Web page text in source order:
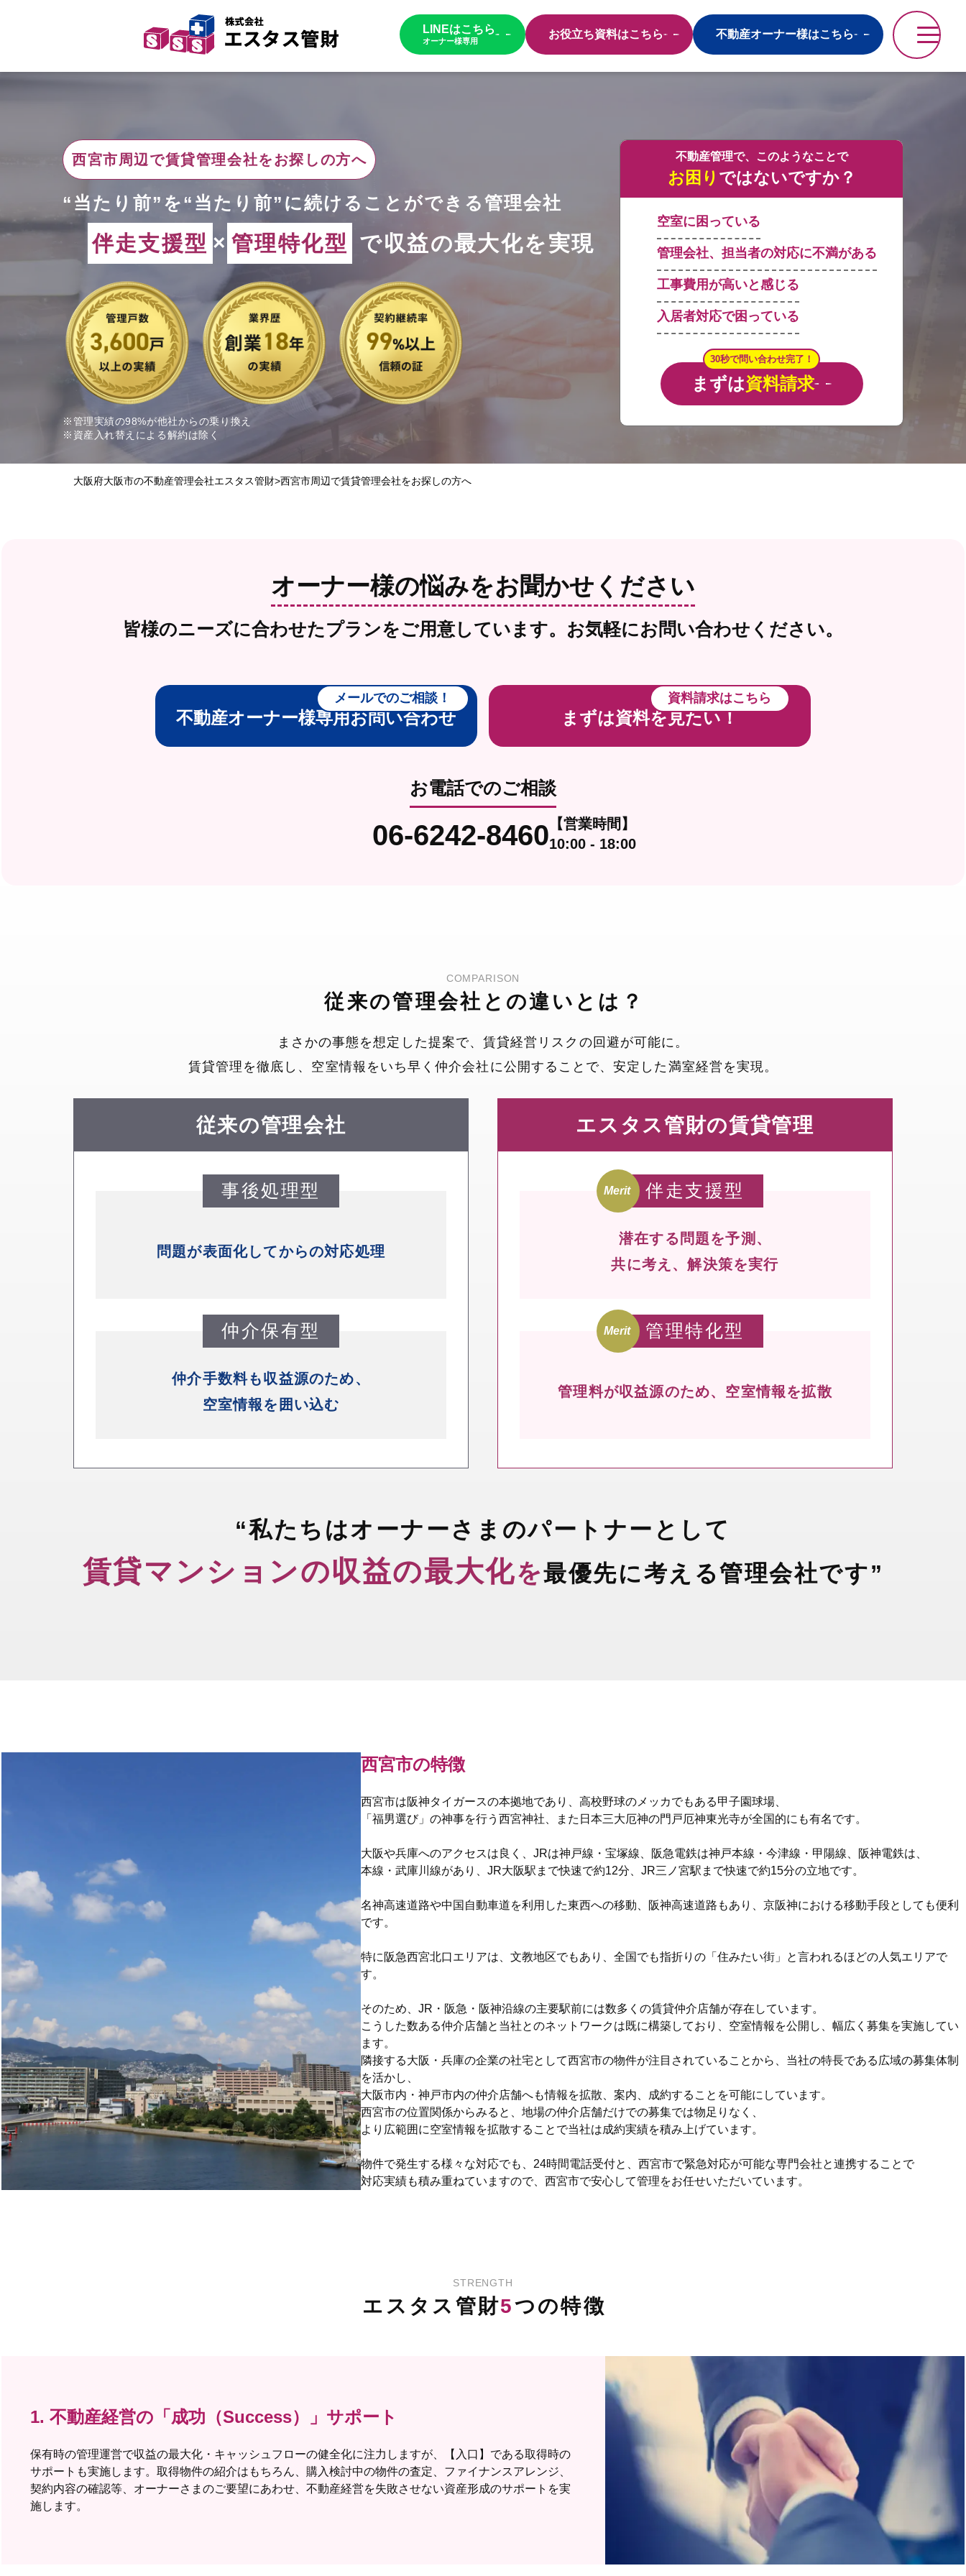
LINEはこちら
オーナー様専用
お役立ち資料はこちら 不動産オーナー様はこちら
西宮市周辺で賃貸管理会社をお探しの方へ
“当たり前”を“当たり前” に続けることができる管理会社
伴走支援型 × 管理特化型 で収益の最大化を実現
※管理実績の98%が他社からの乗り換え
※資産入れ替えによる解約は除く
不動産管理で、このようなことで
お困り ではないですか？
空室に困っている
管理会社、担当者の対応に不満がある
工事費用が高いと感じる
入居者対応で困っている
30秒で問い合わせ完了！
まずは資料請求
大阪府大阪市の不動産管理会社エスタス管財>西宮市周辺で賃貸管理会社をお探しの方へ
オーナー様の悩みをお聞かせください
皆様のニーズに合わせたプランをご用意しています。お気軽にお問い合わせください。
不動産オーナー様専用お問い合わせ
メールでのご相談！
まずは資料を見たい！
資料請求はこちら
お電話でのご相談
06-6242-8460 【営業時間】
10:00 - 18:00
COMPARISON
従来の管理会社との違いとは？
まさかの事態を想定した提案で、賃貸経営リスクの回避が可能に。
賃貸管理を徹底し、空室情報をいち早く仲介会社に公開することで、安定した満室経営を実現。
従来の管理会社
事後処理型
問題が表面化してからの対応処理
仲介保有型
仲介手数料も収益源のため、
空室情報を囲い込む
エスタス管財の賃貸管理
伴走支援型
潜在する問題を予測、
共に考え、解決策を実行
管理特化型
管理料が収益源のため、 空室情報を拡散
“私たちはオーナーさまのパートナーとして
賃貸マンションの収益の最大化を最優先に考える管理会社です”
西宮市の特徴
西宮市は阪神タイガースの本拠地であり、高校野球のメッカでもある甲子園球場、
「福男選び」の神事を行う西宮神社、また日本三大厄神の門戸厄神東光寺が全国的にも有名です。
大阪や兵庫へのアクセスは良く、JRは神戸線・宝塚線、阪急電鉄は神戸本線・今津線・甲陽線、阪神電鉄は、
本線・武庫川線があり、JR大阪駅まで快速で約12分、JR三ノ宮駅まで快速で約15分の立地です。
名神高速道路や中国自動車道を利用した東西への移動、阪神高速道路もあり、京阪神における移動手段としても便利
です。
特に阪急西宮北口エリアは、文教地区でもあり、全国でも指折りの「住みたい街」と言われるほどの人気エリアで
す。
そのため、JR・阪急・阪神沿線の主要駅前には数多くの賃貸仲介店舗が存在しています。
こうした数ある仲介店舗と当社とのネットワークは既に構築しており、空室情報を公開し、幅広く募集を実施してい
ます。
隣接する大阪・兵庫の企業の社宅として西宮市の物件が注目されていることから、当社の特長である広域の募集体制
を活かし、
大阪市内・神戸市内の仲介店舗へも情報を拡散、案内、成約することを可能にしています。
西宮市の位置関係からみると、地場の仲介店舗だけでの募集では物足りなく、
より広範囲に空室情報を拡散することで当社は成約実績を積み上げています。
物件で発生する様々な対応でも、24時間電話受付と、西宮市で緊急対応が可能な専門会社と連携することで
対応実績も積み重ねていますので、西宮市で安心して管理をお任せいただいています。
STRENGTH
エスタス管財5つの特徴
1. 不動産経営の 「成功（Success）」サポート
保有時の管理運営で収益の最大化・キャッシュフローの健全化に注力しますが、【入口】である取得時の
サポートも実施します。取得物件の紹介はもちろん、購入検討中の物件の査定、ファイナンスアレンジ、
契約内容の確認等、オーナーさまのご要望にあわせ、不動産経営を失敗させない資産形成のサポートを実
施します。